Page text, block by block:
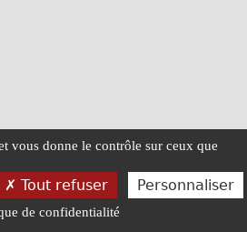
vous donne le contrôle sur ceux que
Tout refuser Personnaliser
de confidentialité